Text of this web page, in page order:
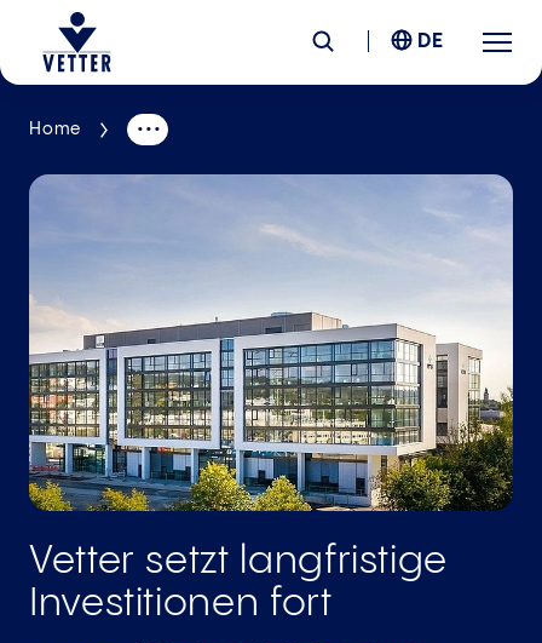
Unternehmen
Services
Standorte
News &Insights
Karriere
DE
Home
Vetter setzt langfristige
Investitionen fort